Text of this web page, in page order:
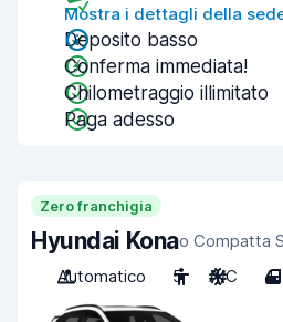
Mostra i dettagli della
Deposito basso
Conferma immediata!
Chilometraggio illimitato
Paga adesso
Zero franchigia
Hyundai Konao Compatta
Automatico
5 A/C 4